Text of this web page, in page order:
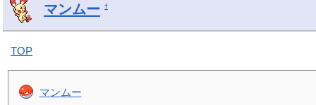
マンムー †
TOP
マンムー